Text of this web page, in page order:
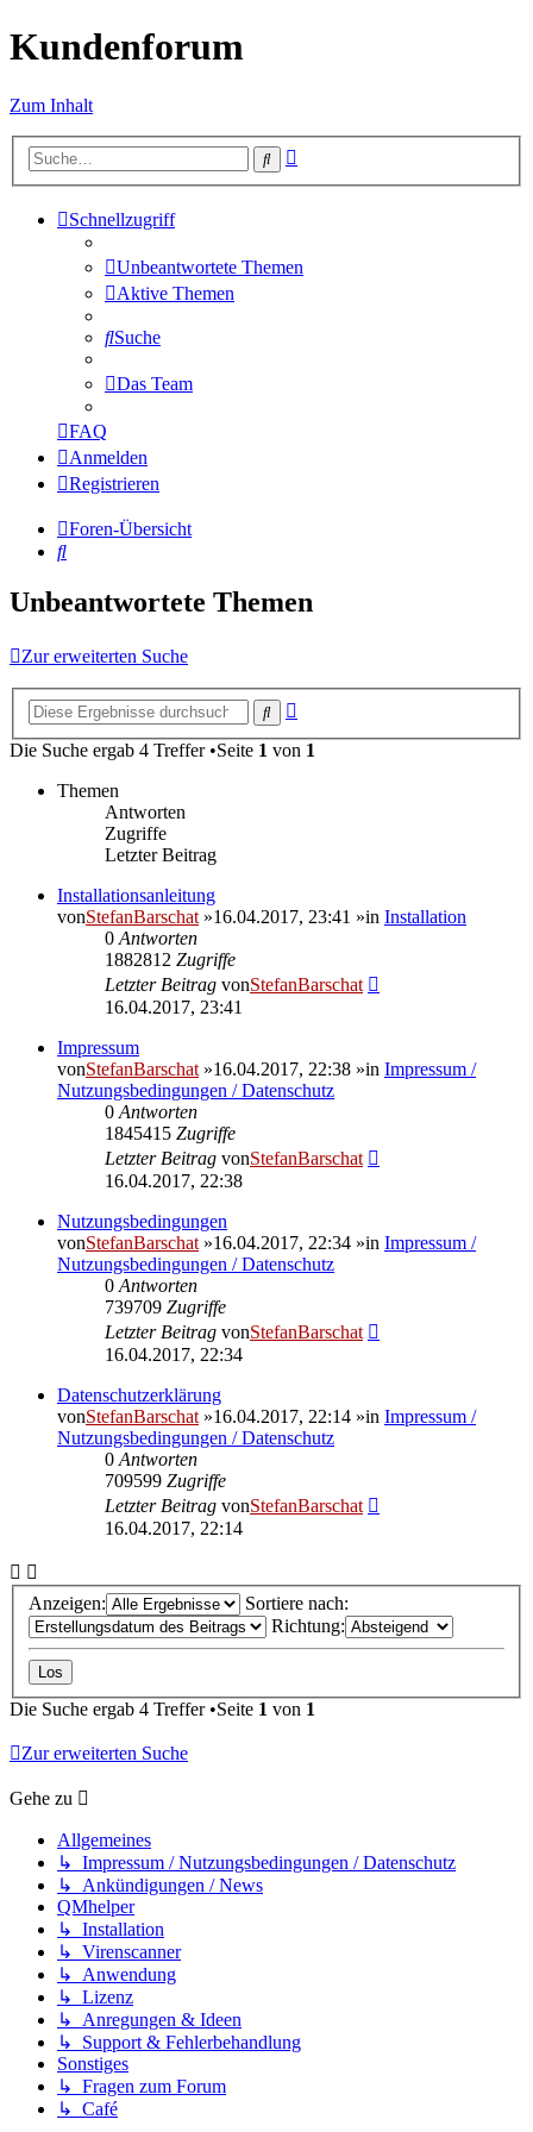
Kundenforum
Zum Inhalt
Suche
Schnellzugriff
Unbeantwortete Themen
Aktive Themen
Suche
Das Team
FAQ
Anmelden
Registrieren
Foren-Übersicht
Suche
Unbeantwortete Themen
Zur erweiterten Suche
Suche
Die Suche ergab 4 Treffer •Seite 1 von 1
Themen
Antworten
Zugriffe
Letzter Beitrag
Installationsanleitung
vonStefanBarschat »16.04.2017, 23:41 »in Installation
0 Antworten
1882812 Zugriffe
Letzter Beitrag vonStefanBarschat
16.04.2017, 23:41
Impressum
vonStefanBarschat »16.04.2017, 22:38 »in Impressum /
Nutzungsbedingungen / Datenschutz
0 Antworten
1845415 Zugriffe
Letzter Beitrag vonStefanBarschat
16.04.2017, 22:38
Nutzungsbedingungen
vonStefanBarschat »16.04.2017, 22:34 »in Impressum /
Nutzungsbedingungen / Datenschutz
0 Antworten
739709 Zugriffe
Letzter Beitrag vonStefanBarschat
16.04.2017, 22:34
Datenschutzerklärung
vonStefanBarschat »16.04.2017, 22:14 »in Impressum /
Nutzungsbedingungen / Datenschutz
0 Antworten
709599 Zugriffe
Letzter Beitrag vonStefanBarschat
16.04.2017, 22:14
Anzeigen:
Sortiere nach:
Richtung:
Die Suche ergab 4 Treffer •Seite 1 von 1
Zur erweiterten Suche
Gehe zu
Allgemeines
↳ Impressum / Nutzungsbedingungen / Datenschutz
↳ Ankündigungen / News
QMhelper
↳ Installation
↳ Virenscanner
↳ Anwendung
↳ Lizenz
↳ Anregungen & Ideen
↳ Support & Fehlerbehandlung
Sonstiges
↳ Fragen zum Forum
↳ Café